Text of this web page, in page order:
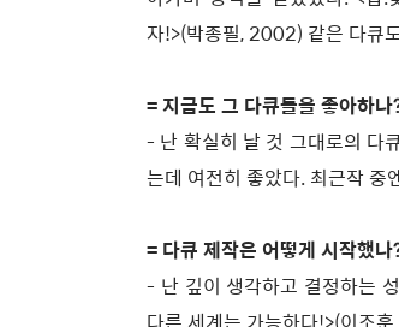
자!>(박종필, 2002) 같은 다큐
= 지금도 그 다큐들을 좋아하나
- 난 확실히 날 것 그대로의 다
는데 여전히 좋았다. 최근작
= 다큐 제작은 어떻게 시작했나
- 난 깊이 생각하고 결정하는